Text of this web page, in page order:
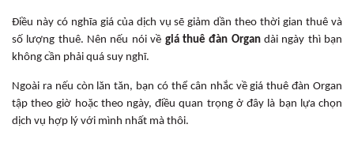
Điều này có nghĩa giá của dịch vụ sẽ giảm dần theo thời gian thuê và
số lượng thuê. Nên nếu nói về giá thuê đàn Organ dài ngày thì bạn
không cần phải quá suy nghĩ.
Ngoài ra nếu còn lăn tăn, bạn có thể cân nhắc về giá thuê đàn Organ
tập theo giờ hoặc theo ngày, điều quan trọng ở đây là bạn lựa chọn
dịch vụ hợp lý với mình nhất mà thôi.